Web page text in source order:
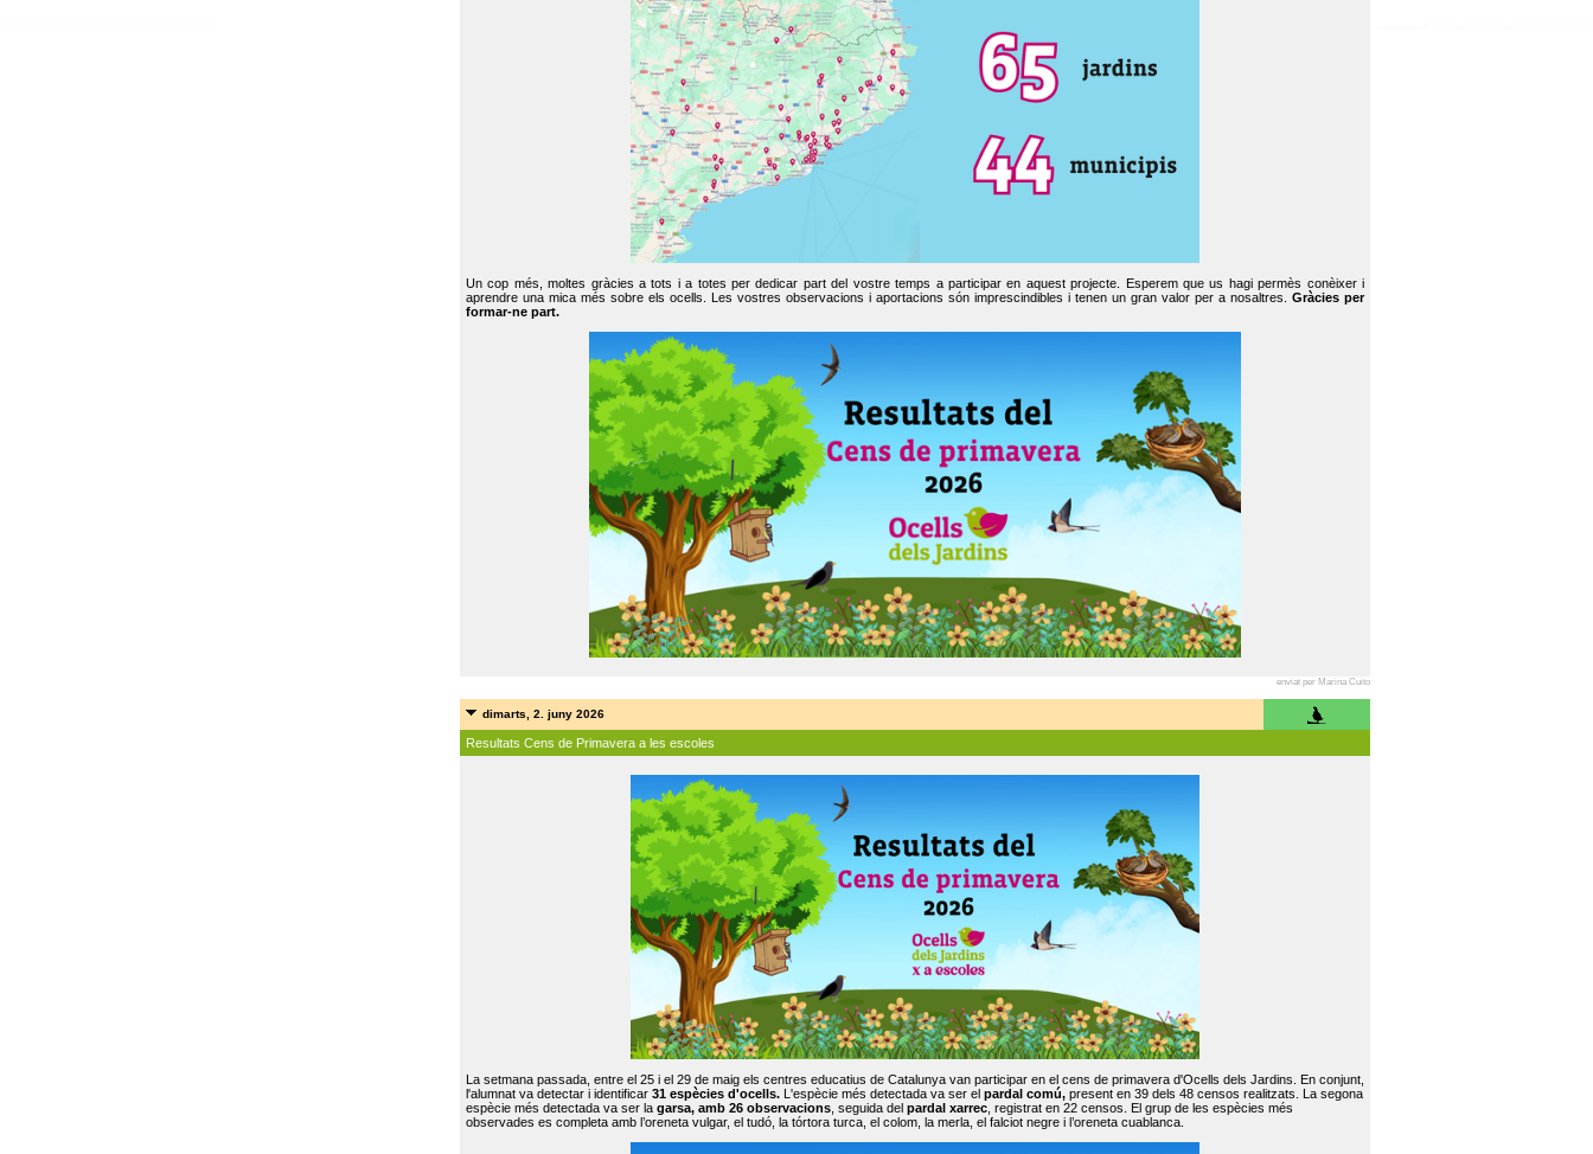
Un cop més, moltes gràcies a tots i a totes per dedicar part del vostre temps a participar en aquest projecte. Esperem que us hagi permès conèixer i
aprendre una mica més sobre els ocells. Les vostres observacions i aportacions són imprescindibles i tenen un gran valor per a nosaltres. Gràcies per
formar-ne part.
enviat per Marina Cuito
dimarts, 2. juny 2026
Resultats Cens de Primavera a les escoles
La setmana passada, entre el 25 i el 29 de maig els centres educatius de Catalunya van participar en el cens de primavera d'Ocells dels Jardins. En conjunt,
l'alumnat va detectar i identificar 31 espècies d'ocells. L'espècie més detectada va ser el pardal comú, present en 39 dels 48 censos realitzats. La segona
espècie més detectada va ser la garsa, amb 26 observacions , seguida del pardal xarrec , registrat en 22 censos. El grup de les espècies més
observades es completa amb l’oreneta vulgar, el tudó, la tórtora turca, el colom, la merla, el falciot negre i l’oreneta cuablanca.